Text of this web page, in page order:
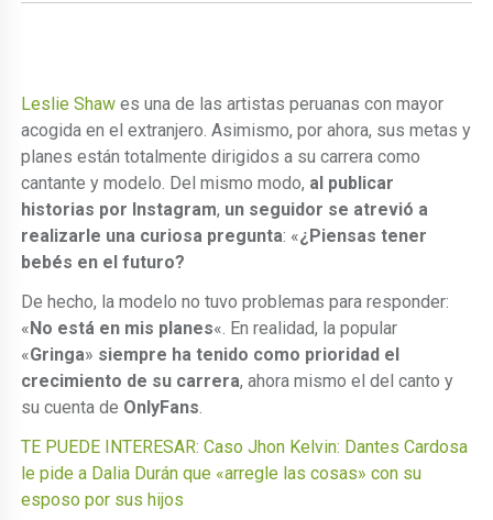
Leslie Shaw es una de las artistas peruanas con mayor
acogida en el extranjero. Asimismo, por ahora, sus metas y
planes están totalmente dirigidos a su carrera como
cantante y modelo. Del mismo modo, al publicar
historias por Instagram, un seguidor se atrevió a
realizarle una curiosa pregunta: «¿Piensas tener
bebés en el futuro?
De hecho, la modelo no tuvo problemas para responder:
«No está en mis planes«. En realidad, la popular
«Gringa» siempre ha tenido como prioridad el
crecimiento de su carrera, ahora mismo el del canto y
su cuenta de OnlyFans.
TE PUEDE INTERESAR: Caso Jhon Kelvin: Dantes Cardosa
le pide a Dalia Durán que «arregle las cosas» con su
esposo por sus hijos